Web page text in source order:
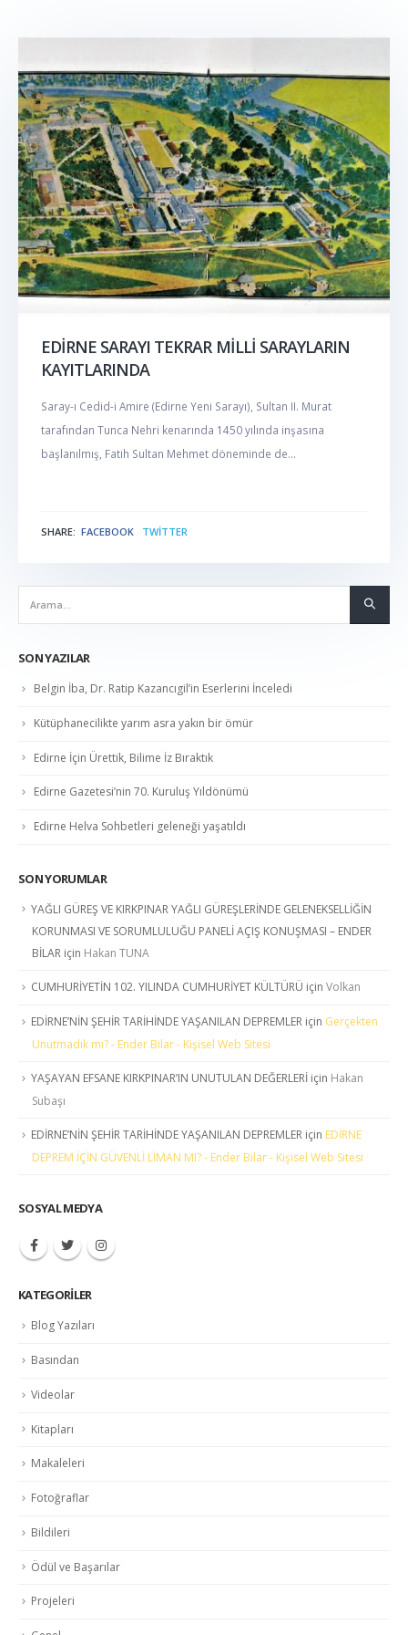
EDİRNE SARAYI TEKRAR MİLLİ SARAYLARIN
KAYITLARINDA
Saray-ı Cedid-i Amire (Edirne Yeni Sarayı), Sultan II. Murat
tarafından Tunca Nehri kenarında 1450 yılında inşasına
başlanılmış, Fatih Sultan Mehmet döneminde de...
SHARE: FACEBOOK TWITTER
SON YAZILAR
Belgin İba, Dr. Ratip Kazancıgil’in Eserlerini İnceledi
Kütüphanecilikte yarım asra yakın bir ömür
Edirne İçin Ürettik, Bilime İz Bıraktık
Edirne Gazetesi’nin 70. Kuruluş Yıldönümü
Edirne Helva Sohbetleri geleneği yaşatıldı
SON YORUMLAR
YAĞLI GÜREŞ VE KIRKPINAR YAĞLI GÜREŞLERİNDE GELENEKSELLİĞİN
KORUNMASI VE SORUMLULUĞU PANELİ AÇIŞ KONUŞMASI – ENDER
BİLAR için Hakan TUNA
CUMHURİYETİN 102. YILINDA CUMHURİYET KÜLTÜRÜ için Volkan
EDİRNE’NİN ŞEHİR TARİHİNDE YAŞANILAN DEPREMLER için Gerçekten
Unutmadık mı? - Ender Bilar - Kişisel Web Sitesi
YAŞAYAN EFSANE KIRKPINAR’IN UNUTULAN DEĞERLERİ için Hakan
Subaşı
EDİRNE’NİN ŞEHİR TARİHİNDE YAŞANILAN DEPREMLER için EDİRNE
DEPREM İÇİN GÜVENLİ LİMAN MI? - Ender Bilar - Kişisel Web Sitesi
SOSYAL MEDYA
KATEGORILER
Blog Yazıları
Basından
Videolar
Kitapları
Makaleleri
Fotoğraflar
Bildileri
Ödül ve Başarılar
Projeleri